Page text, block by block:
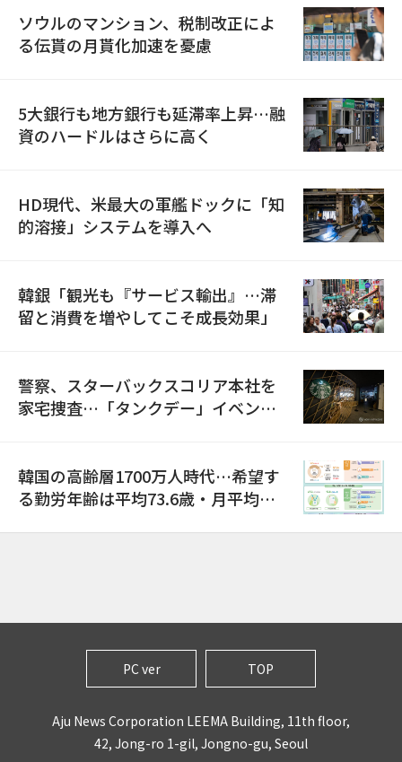
ソウルのマンション、税制改正によ
る伝貰の月貰化加速を憂慮
5大銀行も地方銀行も延滞率上昇…融
資のハードルはさらに高く
HD現代、米最大の軍艦ドックに「知
的溶接」システムを導入へ
韓銀「観光も『サービス輸出』…滞
留と消費を増やしてこそ成長効果」
警察、スターバックスコリア本社を
家宅捜査…「タンクデー」イベント
韓国の高齢層1700万人時代…希望す
る勤労年齢は平均73.6歳・月平均賃
PC ver TOP
Aju News Corporation LEEMA Building, 11th floor,
42, Jong-ro 1-gil, Jongno-gu, Seoul